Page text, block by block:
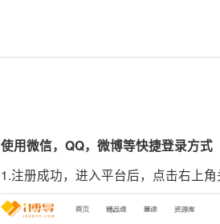
使用微信，QQ，微博等快捷登录方式
1.注册成功，进入平台后，点击右上